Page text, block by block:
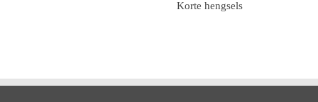
Korte hengsels